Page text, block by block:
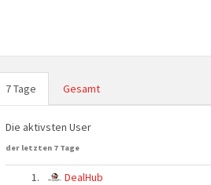
7 Tage Gesamt
Die aktivsten User
der letzten 7 Tage
1. DealHub